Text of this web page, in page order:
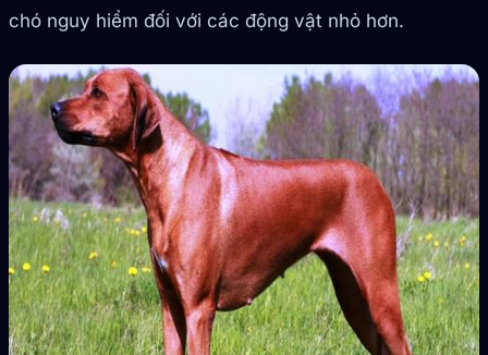
chó nguy hiểm đối với các động vật nhỏ hơn.